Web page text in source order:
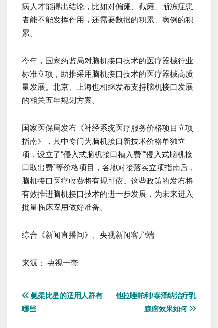
病人才能得出结论，比如对偏瘫、截瘫、渐冻症患
者能不能发挥作用，还需要数据的积累、病例的积
累。
今年，国家药监局对脑机接口技术的医疗器械行业
标准立项，助推采用脑机接口技术的医疗器械高质
量发展。北京、上海也相继发布支持脑机接口发展
的相关五年规划方案。
国家医保局发布《神经系统医疗服务价格项目立项
指南》，其中专门为脑机接口新技术价格单独立
项，设立了“侵入式脑机接口植入费”“侵入式脑机接
口取出费”等价格项目，各地对接落实立项指南后，
脑机接口医疗收费将有规可依。这些政策的发布将
有效推进脑机接口技术的进一步发展，为未来进入
批量临床应用做好准备。
综合《新闻直播间》、央视新闻客户端
来源： 央视一套
文
章
他拉唑帕利/泰泽纳治疗乳
腺癌效果如何
氨柔比星的适用人群有
哪些